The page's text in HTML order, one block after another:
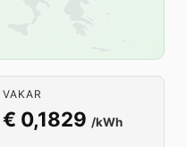
VAKAR
€ 0,1829 /kWh